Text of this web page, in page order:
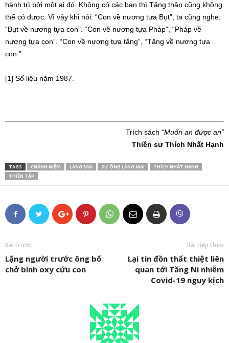
hành trì bởi một ai đó. Không có các bạn thì Tăng thân cũng không
thể có được. Vì vậy khi nói: “Con về nương tựa Bụt”, ta cũng nghe:
“Bụt về nương tựa con”. “Con về nương tựa Pháp”, “Pháp về
nương tựa con”. “Con về nương tựa tăng”, “Tăng về nương tựa
con.”
[1] Số liệu năm 1987.
Trích sách “Muốn an được an”
Thiền sư Thích Nhất Hạnh
TAGS CHÁNH NIỆM LÀNG MAI SƯ ÔNG LÀNG MAI
THÍCH NHẤT HẠNH
THIỀN TẬP
Bài trước
Lặng người trước ông bố
chở bình oxy cứu con
Bài tiếp theo
Lại tin đồn thất thiệt liên
quan tới Tăng Ni nhiễm
Covid-19 nguy kịch